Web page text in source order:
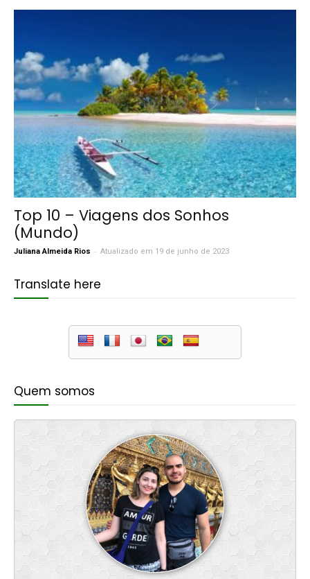
Top 10 – Viagens dos Sonhos
(Mundo)
Juliana Almeida Rios - Atualizado em 19 de junho de 2023
Translate here
Quem somos